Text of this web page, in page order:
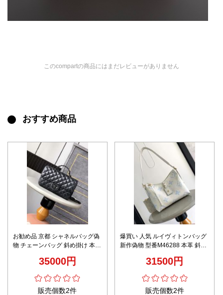
このcompartの商品にはまだレビューがありません
おすすめ商品
お勧め品 京都 シャネルバッグ偽
物 チェーンバッグ 斜め掛け 本革
35000円
販売個数2件
爆買い 人気 ルイヴィトンバッグ
新作偽物 型番M46288 本革 斜め
優雅 シンプル ホワイト
31500円
販売個数2件